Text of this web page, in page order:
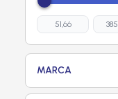
MARCA